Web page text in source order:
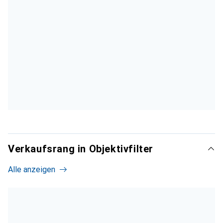
Verkaufsrang in Objektivfilter
Alle anzeigen